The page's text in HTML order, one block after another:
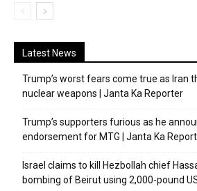
Latest News
Trump’s worst fears come true as Iran
nuclear weapons | Janta Ka Reporter
Trump’s supporters furious as he
endorsement for MTG | Janta Ka
Israel claims to kill Hezbollah chief
bombing of Beirut using 2,000-pound